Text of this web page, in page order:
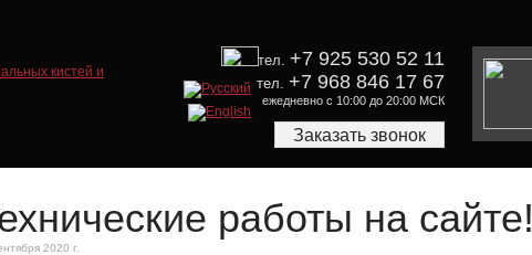
тел. +7 925 530 52 11
тел. +7 968 846 17 67
ежедневно с 10:00 до 20:00 МСК
Заказать звонок
работы на сайте!
2020 г.